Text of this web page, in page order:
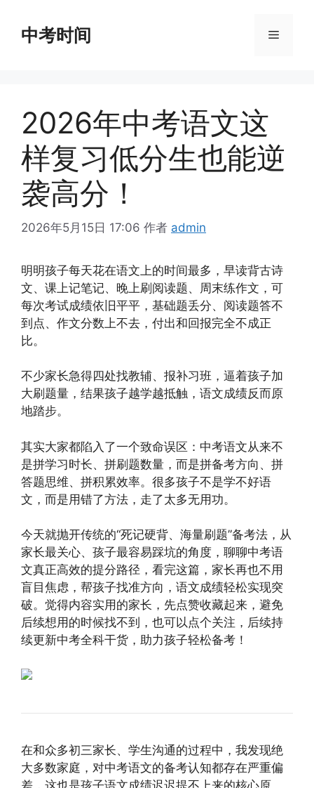
中考时间 菜
2026年中考语文这
样复习低分生也能逆
袭高分！
2026年5月15日 17:06 作者 admin
明明孩子每天花在语文上的时间最多，早读背古诗
文、课上记笔记、晚上刷阅读题、周末练作文，可
每次考试成绩依旧平平，基础题丢分、阅读题答不
到点、作文分数上不去，付出和回报完全不成正
比。
不少家长急得四处找教辅、报补习班，逼着孩子加
大刷题量，结果孩子越学越抵触，语文成绩反而原
地踏步。
其实大家都陷入了一个致命误区：中考语文从来不
是拼学习时长、拼刷题数量，而是拼备考方向、拼
答题思维、拼积累效率。很多孩子不是学不好语
文，而是用错了方法，走了太多无用功。
今天就抛开传统的“死记硬背、海量刷题”备考法，从
家长最关心、孩子最容易踩坑的角度，聊聊中考语
文真正高效的提分路径，看完这篇，家长再也不用
盲目焦虑，帮孩子找准方向，语文成绩轻松实现突
破。觉得内容实用的家长，先点赞收藏起来，避免
后续想用的时候找不到，也可以点个关注，后续持
续更新中考全科干货，助力孩子轻松备考！
在和众多初三家长、学生沟通的过程中，我发现绝
大多数家庭，对中考语文的备考认知都存在严重偏
差，这也是孩子语文成绩迟迟提不上来的核心原